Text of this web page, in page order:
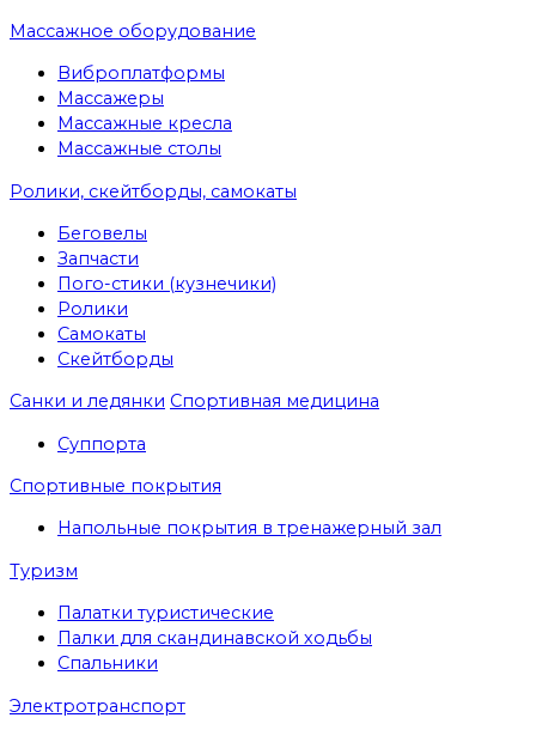
Массажное оборудование
Виброплатформы
Массажеры
Массажные кресла
Массажные столы
Ролики, скейтборды, самокаты
Беговелы
Запчасти
Пого-стики (кузнечики)
Ролики
Самокаты
Скейтборды
Санки и ледянки Спортивная медицина
Суппорта
Спортивные покрытия
Напольные покрытия в тренажерный зал
Туризм
Палатки туристические
Палки для скандинавской ходьбы
Спальники
Электротранспорт